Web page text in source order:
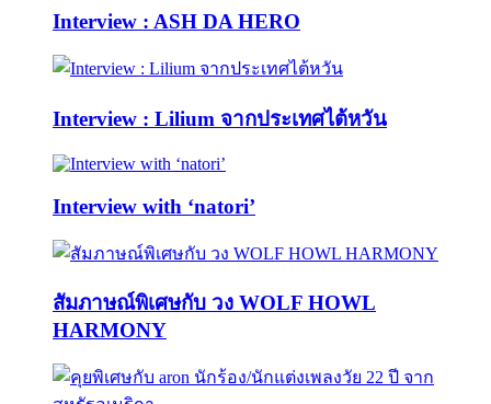
Interview : ASH DA HERO
Interview : Lilium จากประเทศไต้หวัน
Interview with ‘natori’
สัมภาษณ์พิเศษกับ วง WOLF HOWL
HARMONY